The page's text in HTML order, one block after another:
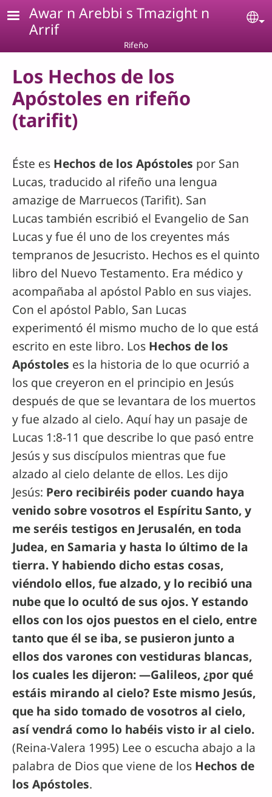
Pasar al contenido principal
Awar n Arebbi s Tmazight n
Arrif
Rifeño
Los Hechos de los
Apóstoles en rifeño
(tarifit)
Éste es Hechos de los Apóstoles por San
Lucas, traducido al rifeño una lengua
amazige de Marruecos (Tarifit). San
Lucas también escribió el Evangelio de San
Lucas y fue él uno de los creyentes más
tempranos de Jesucristo. Hechos es el quinto
libro del Nuevo Testamento. Era médico y
acompañaba al apóstol Pablo en sus viajes.
Con el apóstol Pablo, San Lucas
experimentó él mismo mucho de lo que está
escrito en este libro. Los Hechos de los
Apóstoles es la historia de lo que ocurrió a
los que creyeron en el principio en Jesús
después de que se levantara de los muertos
y fue alzado al cielo. Aquí hay un pasaje de
Lucas 1:8-11 que describe lo que pasó entre
Jesús y sus discípulos mientras que fue
alzado al cielo delante de ellos. Les dijo
Jesús: Pero recibiréis poder cuando haya
venido sobre vosotros el Espíritu Santo, y
me seréis testigos en Jerusalén, en toda
Judea, en Samaria y hasta lo último de la
tierra. Y habiendo dicho estas cosas,
viéndolo ellos, fue alzado, y lo recibió una
nube que lo ocultó de sus ojos. Y estando
ellos con los ojos puestos en el cielo, entre
tanto que él se iba, se pusieron junto a
ellos dos varones con vestiduras blancas,
los cuales les dijeron: —Galileos, ¿por qué
estáis mirando al cielo? Este mismo Jesús,
que ha sido tomado de vosotros al cielo,
así vendrá como lo habéis visto ir al cielo.
(Reina-Valera 1995) Lee o escucha abajo a la
palabra de Dios que viene de los Hechos de
los Apóstoles.